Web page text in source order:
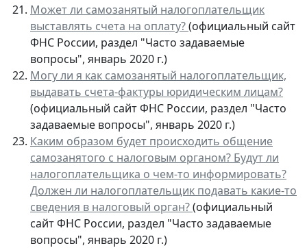
Может ли самозанятый налогоплательщик
выставлять счета на оплату?(официальный сайт
ФНС России, раздел "Часто задаваемые
вопросы", январь 2020 г.)
Могу ли я как самозанятый налогоплательщик,
выдавать счета-фактуры юридическим лицам?
(официальный сайт ФНС России, раздел "Часто
задаваемые вопросы", январь 2020 г.)
Каким образом будет происходить общение
самозанятого с налоговым органом? Будут ли
налогоплательщика о чем-то информировать?
Должен ли налогоплательщик подавать какие-то
сведения в налоговый орган?(официальный
сайт ФНС России, раздел "Часто задаваемые
вопросы", январь 2020 г.)